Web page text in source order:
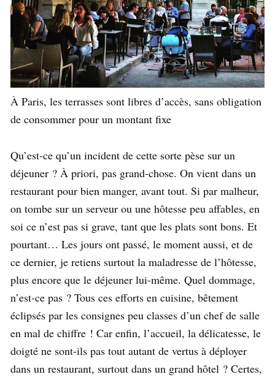
À Paris, les terrasses sont libres d’accès, sans obligation
de consommer pour un montant fixe
Qu’est-ce qu’un incident de cette sorte pèse sur un
déjeuner ? À priori, pas grand-chose. On vient dans un
restaurant pour bien manger, avant tout. Si par malheur,
on tombe sur un serveur ou une hôtesse peu affables, en
soi ce n’est pas si grave, tant que les plats sont bons. Et
pourtant… Les jours ont passé, le moment aussi, et de
ce dernier, je retiens surtout la maladresse de l’hôtesse,
plus encore que le déjeuner lui-même. Quel dommage,
n’est-ce pas ? Tous ces efforts en cuisine, bêtement
éclipsés par les consignes peu classes d’un chef de salle
en mal de chiffre ! Car enfin, l’accueil, la délicatesse, le
doigté ne sont-ils pas tout autant de vertus à déployer
dans un restaurant, surtout dans un grand hôtel ? Certes,